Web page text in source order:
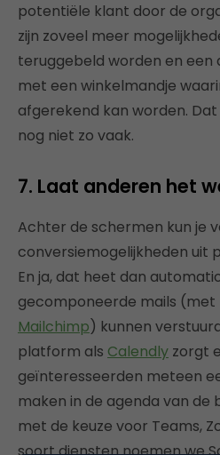
potentiële klant door de
zijn zoveel meer
teruggebeld worden en
met een winkelmandje
afgerekend kan worden. Dat
nog niet zo vaak.
7. Laat anderen het
Achter de schermen kun je
conversiemogelijkheden uit
En ja, dat heet dan
gecomponeerde mails (met
Mailchimp) kunnen
platform als Calendly zorgt
geïnteresseerden meteen
maken in de agenda van
met de keuze voor Teams,